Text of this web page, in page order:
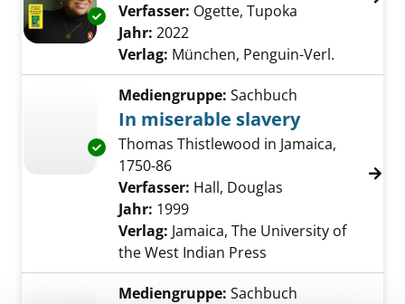
Exemplar-Details von Und jetzt du. anzeigen
Verfasser: Ogette, Tupoka
Jahr: 2022
Verlag: München, Penguin-Verl.
Exemplar-Details von In miserable slavery
Mediengruppe: Sachbuch
In miserable slavery
Thomas Thistlewood in Jamaica,
1750-86
Verfasser: Hall, Douglas
Jahr: 1999
Verlag: Jamaica, The University of
the West Indian Press
Mediengruppe: Sachbuch